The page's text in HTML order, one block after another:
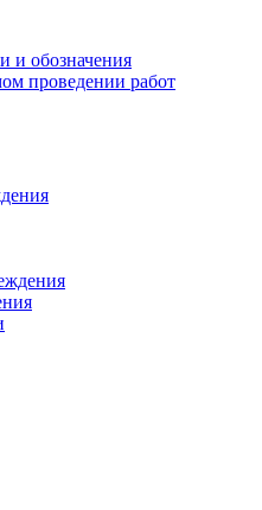
и обозначения
проведении работ